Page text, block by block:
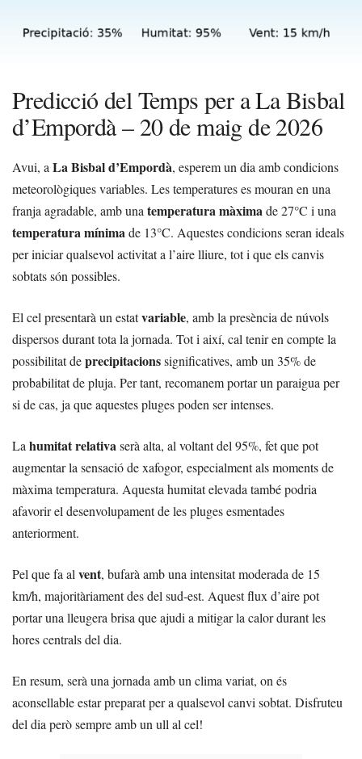
Predicció del Temps per a La Bisbal
d’Empordà – 20 de maig de 2026
Avui, aLa Bisbal d’Empordà, esperem un dia amb condicions
meteorològiques variables. Les temperatures es mouran en una
franja agradable, amb unatemperatura màximade 27°C i una
temperatura mínimade 13°C. Aquestes condicions seran ideals
per iniciar qualsevol activitat a l’aire lliure, tot i que els canvis
sobtats són possibles.
El cel presentarà un estatvariable, amb la presència de núvols
dispersos durant tota la jornada. Tot i així, cal tenir en compte la
possibilitat deprecipitacionssignificatives, amb un 35% de
probabilitat de pluja. Per tant, recomanem portar un paraigua per
si de cas, ja que aquestes pluges poden ser intenses.
Lahumitat relativaserà alta, al voltant del 95%, fet que pot
augmentar la sensació de xafogor, especialment als moments de
màxima temperatura. Aquesta humitat elevada també podria
afavorir el desenvolupament de les pluges esmentades
anteriorment.
Pel que fa alvent, bufarà amb una intensitat moderada de 15
km/h, majoritàriament des del sud-est. Aquest flux d’aire pot
portar una lleugera brisa que ajudi a mitigar la calor durant les
hores centrals del dia.
En resum, serà una jornada amb un clima variat, on és
aconsellable estar preparat per a qualsevol canvi sobtat. Disfruteu
del dia però sempre amb un ull al cel!